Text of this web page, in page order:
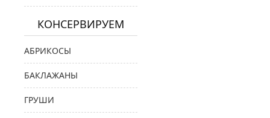
КОНСЕРВИРУЕМ
АБРИКОСЫ
БАКЛАЖАНЫ
ГРУШИ